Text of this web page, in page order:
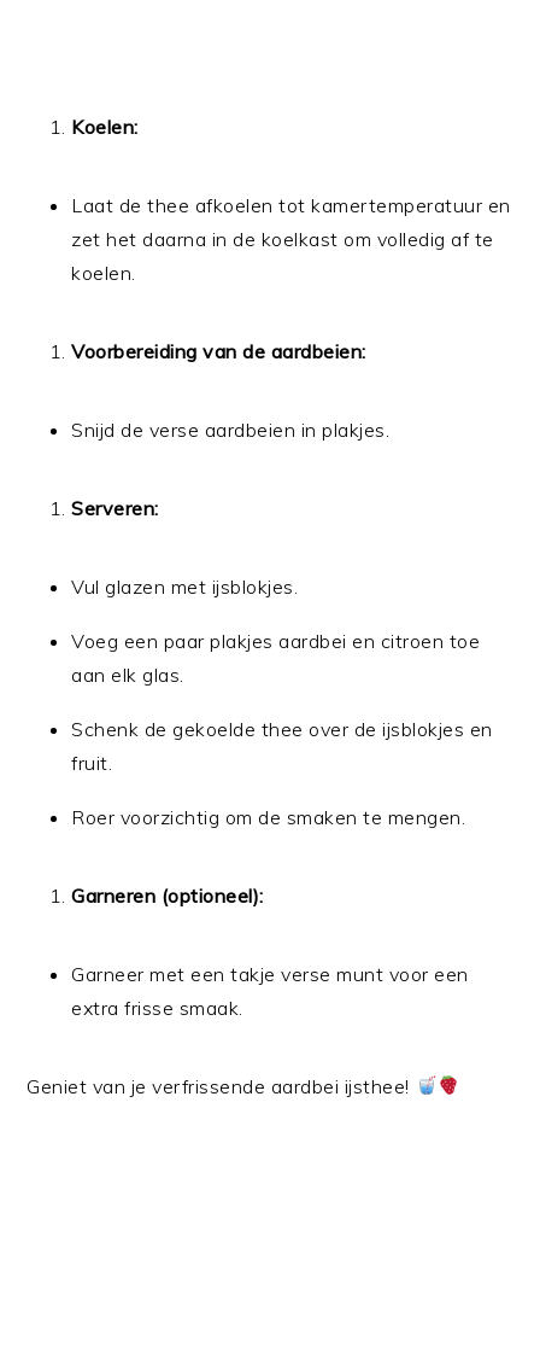
Koelen:
Laat de thee afkoelen tot kamertemperatuur en
zet het daarna in de koelkast om volledig af te
koelen.
Voorbereiding van de aardbeien:
Snijd de verse aardbeien in plakjes.
Serveren:
Vul glazen met ijsblokjes.
Voeg een paar plakjes aardbei en citroen toe
aan elk glas.
Schenk de gekoelde thee over de ijsblokjes en
fruit.
Roer voorzichtig om de smaken te mengen.
Garneren (optioneel):
Garneer met een takje verse munt voor een
extra frisse smaak.
Geniet van je verfrissende aardbei ijsthee!